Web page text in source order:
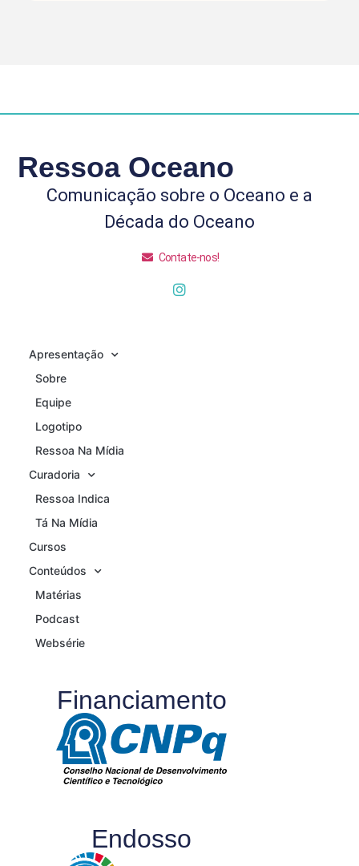
Ressoa Oceano
Comunicação sobre o Oceano e a
Década do Oceano
Contate-nos!
Apresentação
Sobre
Equipe
Logotipo
Ressoa Na Mídia
Curadoria
Ressoa Indica
Tá Na Mídia
Cursos
Conteúdos
Matérias
Podcast
Websérie
Financiamento
Endosso